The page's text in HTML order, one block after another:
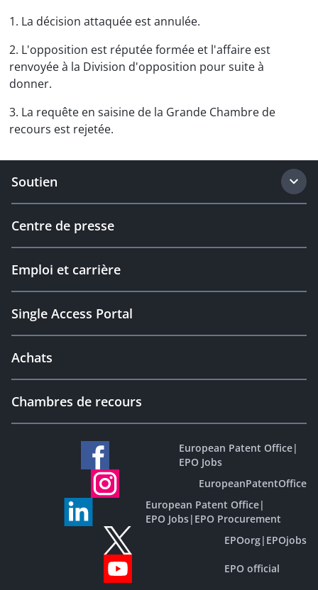
1. La décision attaquée est annulée.
2. L'opposition est réputée formée et l'affaire est
renvoyée à la Division d'opposition pour suite à
donner.
3. La requête en saisine de la Grande Chambre de
recours est rejetée.
Soutien
Centre de presse
Emploi et carrière
Single Access Portal
Achats
Chambres de recours
European Patent Office|
EPO Jobs
EuropeanPatentOffice
European Patent Office|
EPO Jobs| EPO Procurement
EPOorg| EPOjobs
EPO official